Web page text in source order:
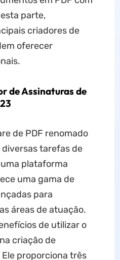
parte,
criadores de
oferecer
de Assinaturas de
de PDF renomado
tarefas de
plataforma
uma gama de
para
áreas de atuação.
de utilizar o
criação de
proporciona três